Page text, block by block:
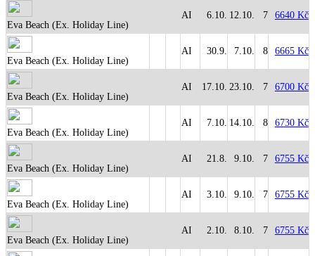
Eva Beach (Ex. Holiday Line)
AI 6.10. 12.10. 7 6640 Kč
Eva Beach (Ex. Holiday Line)
AI 30.9. 7.10. 8 6665 Kč
Eva Beach (Ex. Holiday Line)
AI 17.10. 23.10. 7 6700 Kč
Eva Beach (Ex. Holiday Line)
AI 7.10. 14.10. 8 6730 Kč
Eva Beach (Ex. Holiday Line)
AI 21.8. 9.10. 7 6755 Kč
Eva Beach (Ex. Holiday Line)
AI 3.10. 9.10. 7 6755 Kč
Eva Beach (Ex. Holiday Line)
AI 2.10. 8.10. 7 6755 Kč